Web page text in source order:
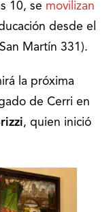
10, se movilizan
desde el
Martín 331).
la próxima
de Cerri en
, quien inició